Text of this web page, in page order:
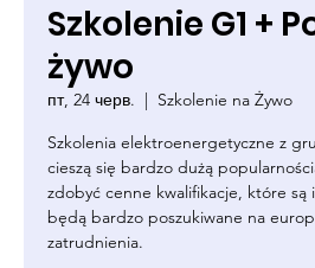
Szkolenie G1 +
żywo
пт, 24 черв.
  |
Szkolenie na Żywo
Szkolenia elektroenergetyczne z
cieszą się bardzo dużą
zdobyć cenne kwalifikacje, które są
będą bardzo poszukiwane na
zatrudnienia.